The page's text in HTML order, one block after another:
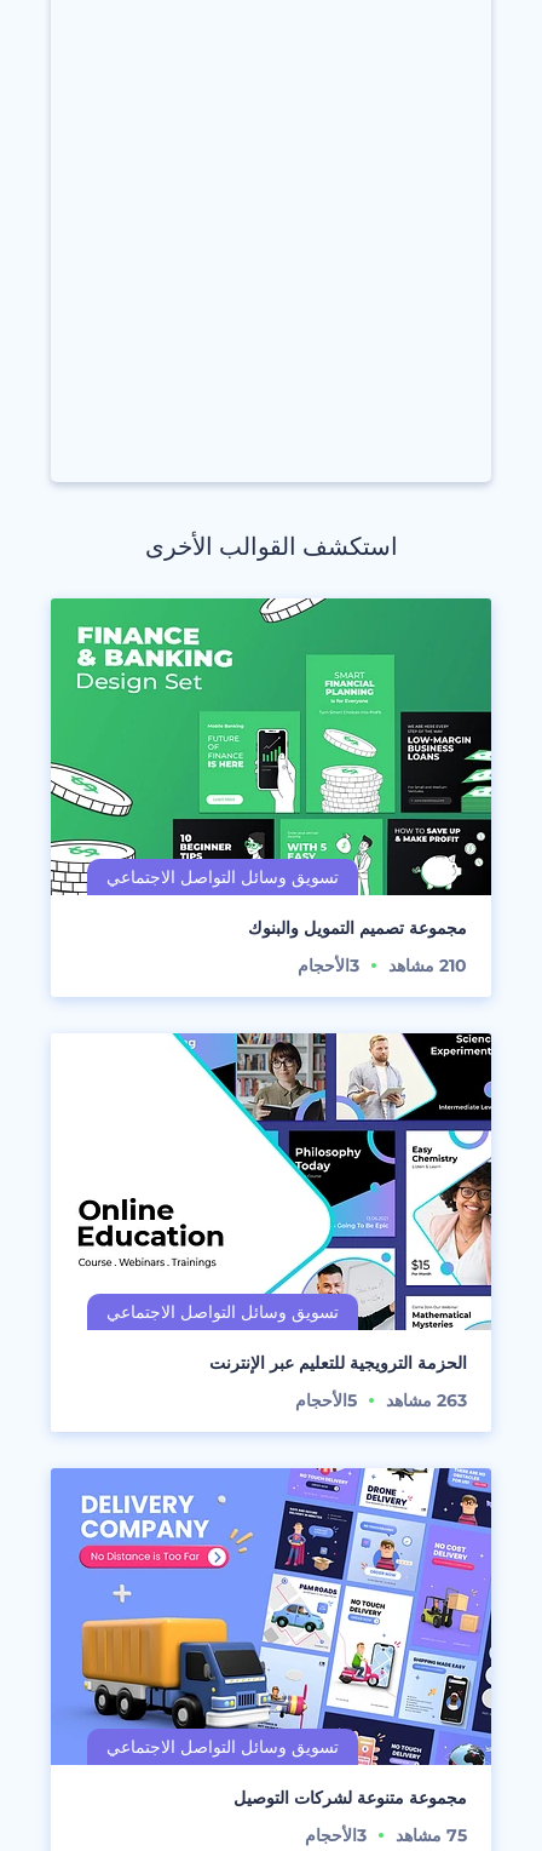
استكشف القوالب الأخرى
مجموعة تصميم التمويل والبنوك
210 مشاهد 3الأحجام
الحزمة الترويجية للتعليم عبر الإنترنت
263 مشاهد 5الأحجام
مجموعة متنوعة لشركات التوصيل
75 مشاهد 3الأحجام